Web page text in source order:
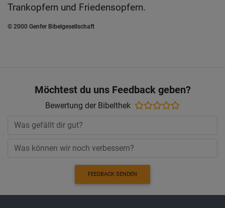
Trankopfern und Friedensopfern.
© 2000 Genfer Bibelgesellschaft
Möchtest du uns Feedback geben?
Bewertung der Bibelthek
FEEDBACK SENDEN